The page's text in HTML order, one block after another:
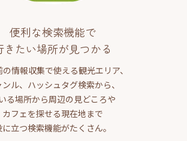
便利な検索機能で
きたい場所が見つかる
情報収集で使える観光エリア、
ンル、ハッシュタグ検索から、
る場所から周辺の見どころや
カフェを探せる現在地まで
に立つ検索機能がたくさん。